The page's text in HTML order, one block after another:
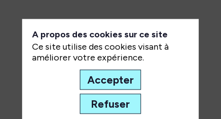
A propos des cookies sur ce site
Ce site utilise des cookies visant à
améliorer votre expérience.
Accepter
Refuser